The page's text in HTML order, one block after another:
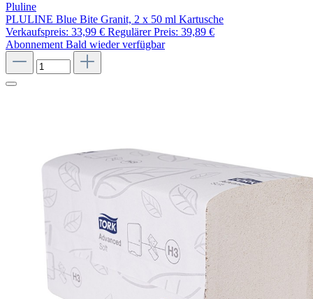
Pluline
PLULINE Blue Bite Granit, 2 x 50 ml Kartusche
Verkaufspreis: 33,99 € Regulärer Preis: 39,89 €
Abonnement Bald wieder verfügbar